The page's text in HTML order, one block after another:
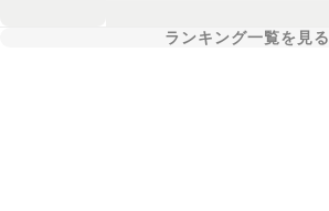
ランキング一覧を見る